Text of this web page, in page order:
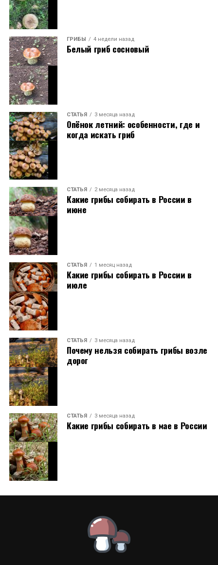
ГРИБЫ 4 недели назад
Белый гриб сосновый
СТАТЬЯ 3 месяца назад
Опёнок летний: особенности, где и
когда искать гриб
СТАТЬЯ 2 месяца назад
Какие грибы собирать в России в
июне
СТАТЬЯ 1 месяц назад
Какие грибы собирать в России в
июле
СТАТЬЯ 3 месяца назад
Почему нельзя собирать грибы возле
дорог
СТАТЬЯ 3 месяца назад
Какие грибы собирать в мае в России